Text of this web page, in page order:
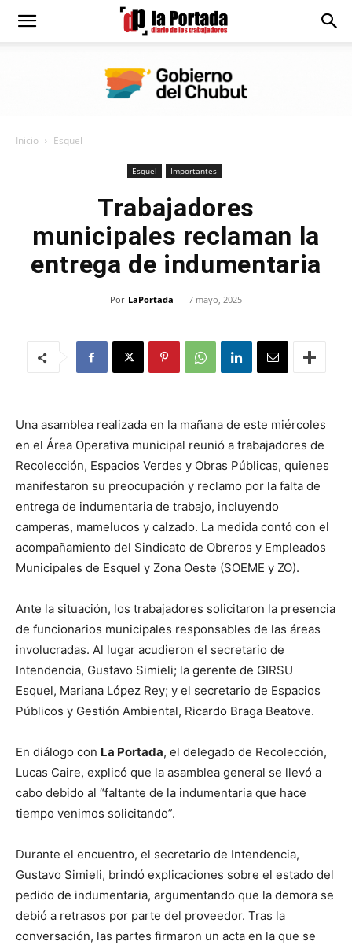
Diario
Inicio Esquel
Esquel Importantes
Trabajadores
municipales reclaman la
entrega de indumentaria
Por LaPortada - 7 mayo, 2025
Una asamblea realizada en la mañana de este miércoles
en el Área Operativa municipal reunió a trabajadores de
Recolección, Espacios Verdes y Obras Públicas, quienes
manifestaron su preocupación y reclamo por la falta de
entrega de indumentaria de trabajo, incluyendo
camperas, mamelucos y calzado. La medida contó con el
acompañamiento del Sindicato de Obreros y Empleados
Municipales de Esquel y Zona Oeste (SOEME y ZO).
Ante la situación, los trabajadores solicitaron la presencia
de funcionarios municipales responsables de las áreas
involucradas. Al lugar acudieron el secretario de
Intendencia, Gustavo Simieli; la gerente de GIRSU
Esquel, Mariana López Rey; y el secretario de Espacios
Públicos y Gestión Ambiental, Ricardo Braga Beatove.
En diálogo con La Portada, el delegado de Recolección,
Lucas Caire, explicó que la asamblea general se llevó a
cabo debido al “faltante de la indumentaria que hace
tiempo venimos solicitando”.
Durante el encuentro, el secretario de Intendencia,
Gustavo Simieli, brindó explicaciones sobre el estado del
pedido de indumentaria, argumentando que la demora se
debió a retrasos por parte del proveedor. Tras la
conversación, las partes firmaron un acta en la que se